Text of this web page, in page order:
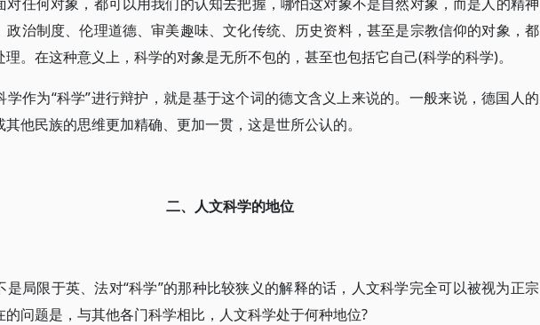
政治制度、伦理道德、审美趣味、文化传统、历史资料，甚至是宗教信仰的对象，都
。在这种意义上，科学的对象是无所不包的，甚至也包括它自己(科学的科学)。
学作为“科学”进行辩护，就是基于这个词的德文含义上来说的。一般来说，德国人的
他民族的思维更加精确、更加一贯，这是世所公认的。
二、人文科学的地位
是局限于英、法对“科学”的那种比较狭义的解释的话，人文科学完全可以被视为正宗
的问题是，与其他各门科学相比，人文科学处于何种地位?